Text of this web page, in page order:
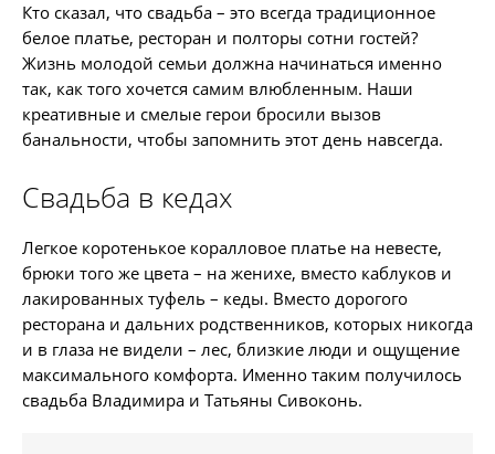
Кто сказал, что свадьба – это всегда традиционное
белое платье, ресторан и полторы сотни гостей?
Жизнь молодой семьи должна начинаться именно
так, как того хочется самим влюбленным. Наши
креативные и смелые герои бросили вызов
банальности, чтобы запомнить этот день навсегда.
Свадьба в кедах
Легкое коротенькое коралловое платье на невесте,
брюки того же цвета – на женихе, вместо каблуков и
лакированных туфель – кеды. Вместо дорогого
ресторана и дальних родственников, которых никогда
и в глаза не видели – лес, близкие люди и ощущение
максимального комфорта. Именно таким получилось
свадьба Владимира и Татьяны Сивоконь.